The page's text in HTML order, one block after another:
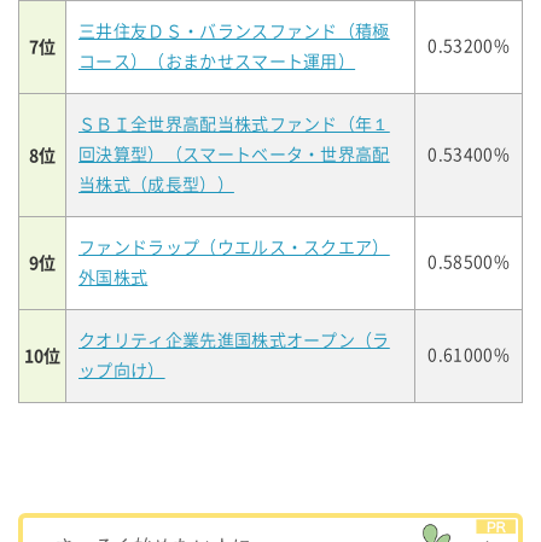
7位
三井住友ＤＳ・バランスファンド（積極
コース）（おまかせスマート運用）
0.53200%
8位
ＳＢＩ全世界高配当株式ファンド（年１
回決算型）（スマートベータ・世界高配
当株式（成長型））
0.53400%
9位
ファンドラップ（ウエルス・スクエア）
外国株式
0.58500%
10位
クオリティ企業先進国株式オープン（ラ
ップ向け）
0.61000%